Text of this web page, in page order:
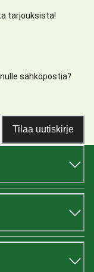
tarjouksista!
sähköpostia?
Tilaa uutiskirje